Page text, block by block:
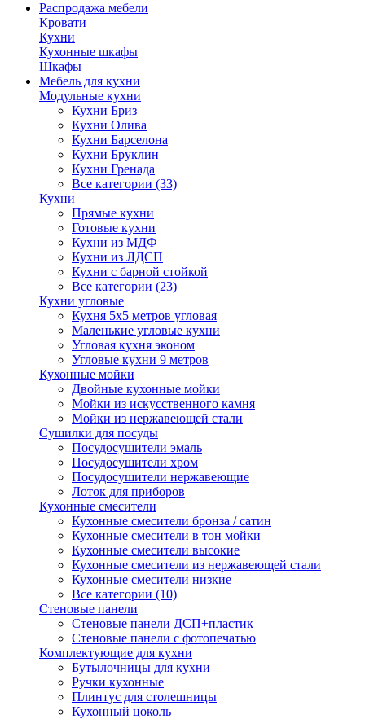
Распродажа мебели
Кровати
Кухни
Кухонные шкафы
Шкафы
Мебель для кухни
Модульные кухни
Кухни Бриз
Кухни Олива
Кухни Барселона
Кухни Бруклин
Кухни Гренада
Все категории (33)
Кухни
Прямые кухни
Готовые кухни
Кухни из МДФ
Кухни из ЛДСП
Кухни с барной стойкой
Все категории (23)
Кухни угловые
Кухня 5х5 метров угловая
Маленькие угловые кухни
Угловая кухня эконом
Угловые кухни 9 метров
Кухонные мойки
Двойные кухонные мойки
Мойки из искусственного камня
Мойки из нержавеющей стали
Сушилки для посуды
Посудосушители эмаль
Посудосушители хром
Посудосушители нержавеющие
Лоток для приборов
Кухонные смесители
Кухонные смесители бронза / сатин
Кухонные смесители в тон мойки
Кухонные смесители высокие
Кухонные смесители из нержавеющей стали
Кухонные смесители низкие
Все категории (10)
Стеновые панели
Стеновые панели ДСП+пластик
Стеновые панели с фотопечатью
Комплектующие для кухни
Бутылочницы для кухни
Ручки кухонные
Плинтус для столешницы
Кухонный цоколь